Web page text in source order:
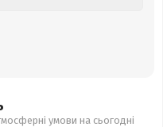
умови на сьогодні